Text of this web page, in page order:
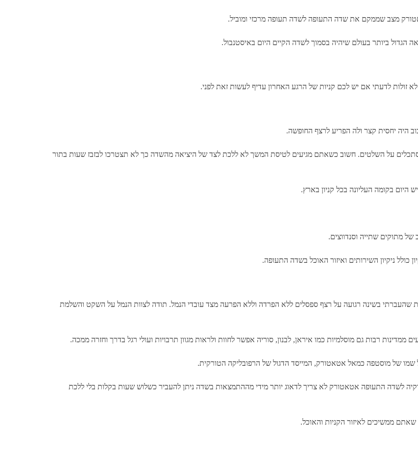
היה יחסית קצר ולה הפריע לרצף החופשה.
על השלטים. חשוב כשאתם מגיעים לטיסת המשך לא ללכת לצד של היציאה מהשדה כך לא תצטרכו לבזבז שעות בתור
היום בקומה העליונה בכל קניון בארץ.
מתוקים שתייה וסנדווצים.
כולל ניקיון השירותים ואיזור האוכל בשדה התעופה.
שלי חזרה מלונדון הייתי צריך להעביר 5 וחצי שעות שהעברתי בשינה רגועה על רצף ספסלים ללא הפרדה וללא הפרעה מצד עובדי הנמל. תודה לצוות הנמל על השקט והשלמת
רבות גם מוסלמיות כמו איראן, לבנון, סוריה אפשר לחוות ולראות מגוון תרבויות ועולי רגל בדרך וחזרה ממכה.
שמו של מוסטפה כמאל אטאטורק, המייסד הדגול של הרפובליקה הטורקית.
לשדה התעופה אטאטורק לא צריך לדאוג יותר מידי מההתמצאות בשדה ניתן להעביר כשלוש שעות בקלות בלי ללכת
ממשיכים לאיזור הקניות והאוכל.